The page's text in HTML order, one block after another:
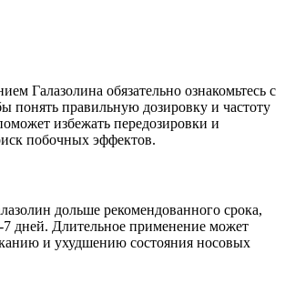
Галазолина обязательно ознакомьтесь с
понять правильную дозировку и частоту
избежать передозировки и
побочных эффектов.
дольше рекомендованного срока,
дней. Длительное применение может
и ухудшению состояния носовых